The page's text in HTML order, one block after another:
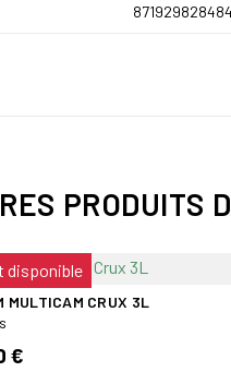
PRODUITS
disponible
MULTICAM CRUX 3L
€